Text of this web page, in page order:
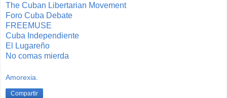
The Cuban Libertarian Movement
Foro Cuba Debate
FREEMUSE
Cuba Independiente
El Lugareño
No comas mierda
Amorexia.
Compartir